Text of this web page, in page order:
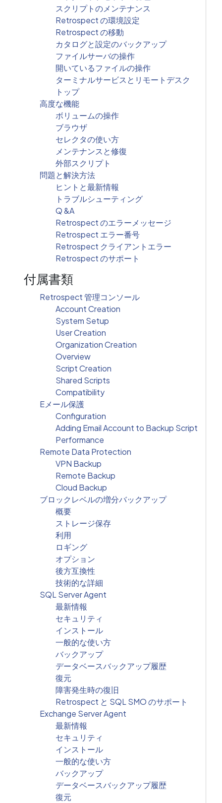
スクリプトのメンテナンス
Retrospect の環境設定
Retrospect の移動
カタログと設定のバックアップ
ファイルサーバの操作
開いているファイルの操作
ターミナルサービスとリモートデスク
トップ
高度な機能
ボリュームの操作
ブラウザ
セレクタの使い方
メンテナンスと修復
外部スクリプト
問題と解決方法
ヒントと最新情報
トラブルシューティング
Q &A
Retrospect のエラーメッセージ
Retrospect エラー番号
Retrospect クライアントエラー
Retrospect のサポート
付属書類
Retrospect 管理コンソール
Account Creation
System Setup
User Creation
Organization Creation
Overview
Script Creation
Shared Scripts
Compatibility
Eメール保護
Configuration
Adding Email Account to Backup Script
Performance
Remote Data Protection
VPN Backup
Remote Backup
Cloud Backup
ブロックレベルの増分バックアップ
概要
ストレージ保存
利用
ロギング
オプション
後方互換性
技術的な詳細
SQL Server Agent
最新情報
セキュリティ
インストール
一般的な使い方
バックアップ
データベースバックアップ履歴
復元
障害発生時の復旧
Retrospect と SQL SMO のサポート
Exchange Server Agent
最新情報
セキュリティ
インストール
一般的な使い方
バックアップ
データベースバックアップ履歴
復元